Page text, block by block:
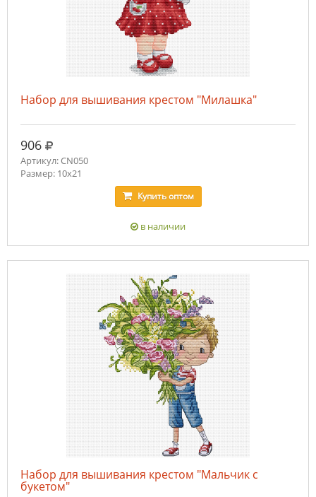
Набор для вышивания крестом "Милашка"
906 руб.
Артикул: CN050
Размер: 10x21
Купитьоптом
в наличии
Набор для вышивания крестом "Мальчик с
букетом"